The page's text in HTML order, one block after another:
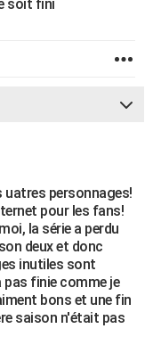
soit fini
uatres personnages!
pour les fans!
la série a perdu
deux et donc
inutiles sont
pas finie comme je
bons et une fin
saison n'était pas